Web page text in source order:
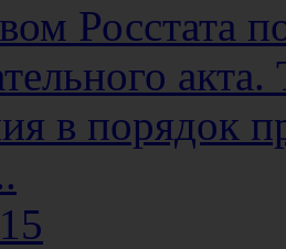
Росстата
в порядок